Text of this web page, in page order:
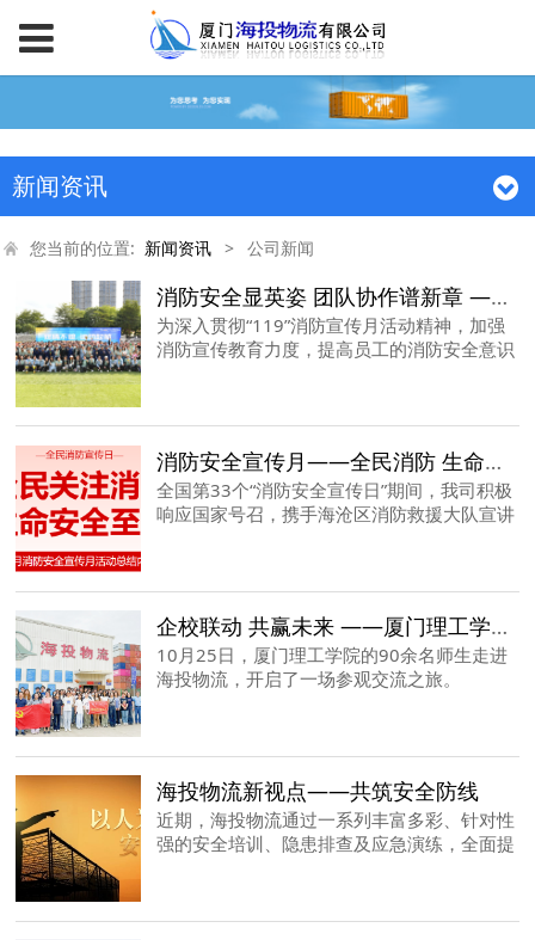
新闻资讯
您当前的位置: 新闻资讯 > 公司新闻
消防安全显英姿 团队协作谱新章 ——2024消防竞技运动会圆满落幕
为深入贯彻“119”消防宣传月活动精神，加强
消防宣传教育力度，提高员工的消防安全意识
区消防救援大队兴港站协办，主题为“燃情不
沧区消防救援训练中心顺利举行。
消防安全宣传月——全民消防 生命至上
全国第33个“消防安全宣传日”期间，我司积极
响应国家号召，携手海沧区消防救援大队宣讲
安全技术指导服务。
企校联动 共赢未来 ——厦门理工学院师生一行参观交流纪实
10月25日，厦门理工学院的90余名师生走进
海投物流，开启了一场参观交流之旅。
海投物流新视点——共筑安全防线
近期，海投物流通过一系列丰富多彩、针对性
强的安全培训、隐患排查及应急演练，全面提
企业构建一道坚不可摧的安全屏障。